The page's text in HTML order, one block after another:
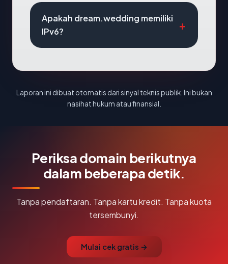
Apakah dream.wedding memiliki
IPv6?
Laporan ini dibuat otomatis dari sinyal teknis publik. Ini bukan
nasihat hukum atau finansial.
Periksa domain berikutnya
dalam beberapa detik.
Tanpa pendaftaran. Tanpa kartu kredit. Tanpa kuota
tersembunyi.
Mulai cek gratis →